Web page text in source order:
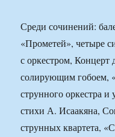
Среди сочинений:
«Прометей», четыре
с оркестром, Концерт
солирующим гобоем,
струнного оркестра
стихи А. Исаакяна,
струнных квартета,